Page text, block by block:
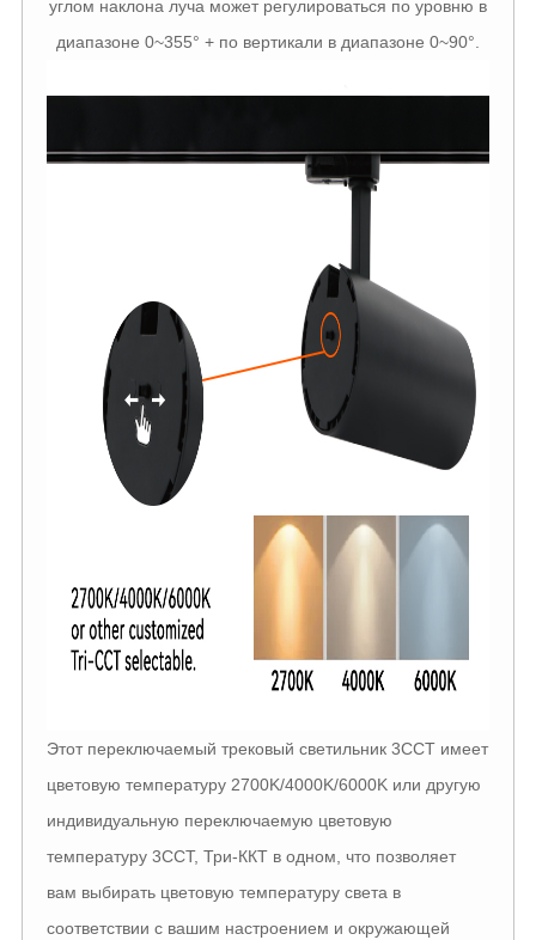
углом наклона луча может регулироваться по уровню в
диапазоне 0~355° + по вертикали в диапазоне 0~90°.
Этот переключаемый трековый светильник 3CCT имеет
цветовую температуру 2700K/4000K/6000K или другую
индивидуальную переключаемую цветовую
температуру 3CCT, Три-ККТ в одном, что позволяет
вам выбирать цветовую температуру света в
соответствии с вашим настроением и окружающей